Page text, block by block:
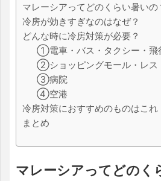
マレーシアってどのくらい暑いの
冷房が効きすぎなのはなぜ？
どんな時に冷房対策が必要？
①電車・バス・タクシー・飛
②ショッピングモール・レス
③病院
④空港
冷房対策におすすめのものはこれ
まとめ
マレーシアってどのく